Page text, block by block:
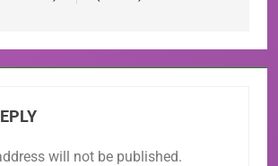
will not be published.